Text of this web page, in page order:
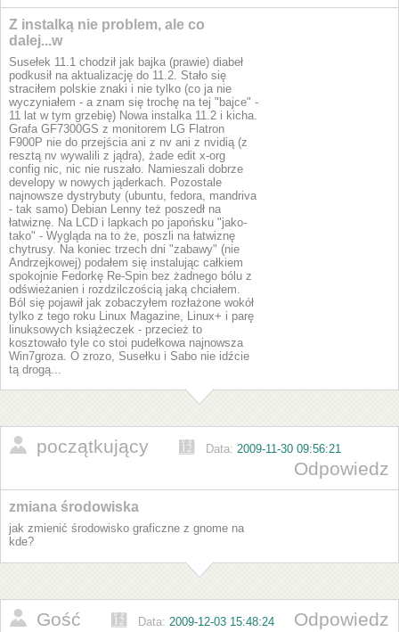
Z instalką nie problem, ale co
dalej...w
Susełek 11.1 chodził jak bajka (prawie) diabeł
podkusił na aktualizację do 11.2. Stało się
straciłem polskie znaki i nie tylko (co ja nie
wyczyniałem - a znam się trochę na tej "bajce" -
11 lat w tym grzebię) Nowa instalka 11.2 i kicha.
Grafa GF7300GS z monitorem LG Flatron
F900P nie do przejścia ani z nv ani z nvidią (z
resztą nv wywalili z jądra), żade edit x-org
config nic, nic nie ruszało. Namieszali dobrze
developy w nowych jąderkach. Pozostale
najnowsze dystrybuty (ubuntu, fedora, mandriva
- tak samo) Debian Lenny też poszedł na
łatwiznę. Na LCD i lapkach po japońsku "jako-
tako" - Wygląda na to że, poszli na łatwiznę
chytrusy. Na koniec trzech dni "zabawy" (nie
Andrzejkowej) podałem się instalując całkiem
spokojnie Fedorkę Re-Spin bez żadnego bólu z
odświeżanien i rozdzilczością jaką chciałem.
Ból się pojawił jak zobaczyłem rozłażone wokół
tylko z tego roku Linux Magazine, Linux+ i parę
linuksowych książeczek - przecież to
kosztowało tyle co stoi pudełkowa najnowsza
Win7groza. O zrozo, Susełku i Sabo nie idźcie
tą drogą...
początkujący Data: 2009-11-30 09:56:21
Odpowiedz
zmiana środowiska
jak zmienić środowisko graficzne z gnome na
kde?
Gość Data: 2009-12-03 15:48:24 Odpowiedz